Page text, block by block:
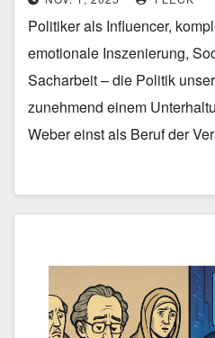
Politiker als Influencer,
emotionale Inszenierung,
Sacharbeit – die Politik
zunehmend einem
Weber einst als Beruf der